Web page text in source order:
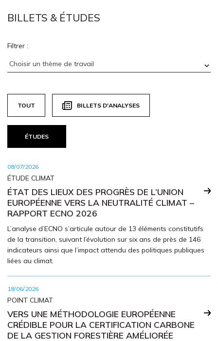
BILLETS & ÉTUDES
Filtrer :
TOUT BILLETS D'ANALYSES
ÉTUDES
08/07/2026
ÉTUDE CLIMAT
ÉTAT DES LIEUX DES PROGRÈS DE L’UNION
EUROPÉENNE VERS LA NEUTRALITÉ CLIMAT –
RAPPORT ECNO 2026
L’analyse d’ECNO s’articule autour de 13 éléments constitutifs
de la transition, suivant l’évolution sur six ans de près de 146
indicateurs ainsi que l’impact attendu des politiques publiques
liées au climat.
18/06/2026
POINT CLIMAT
VERS UNE MÉTHODOLOGIE EUROPÉENNE
CRÉDIBLE POUR LA CERTIFICATION CARBONE
DE LA GESTION FORESTIÈRE AMÉLIORÉE